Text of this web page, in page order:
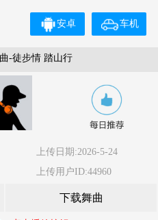
车机
安卓
-徒步情 踏山行
上传日期:2026-5-24
上传用户ID:44960
下载舞曲